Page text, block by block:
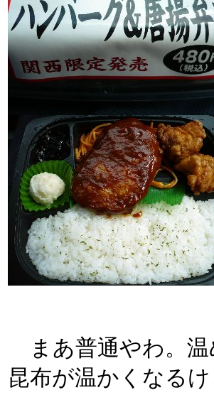
まあ普通やわ。温
昆布が温かくなる